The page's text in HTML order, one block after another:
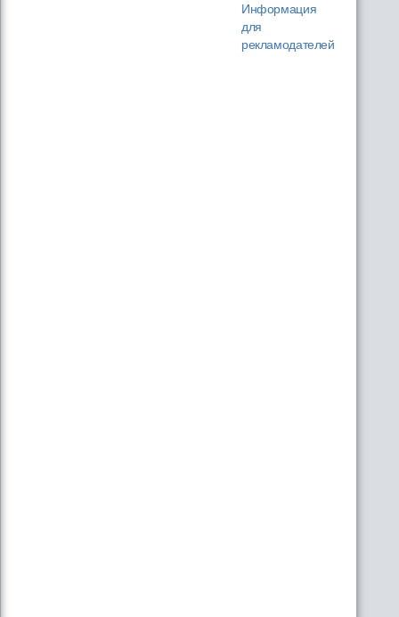
Информация
для
рекламодателей